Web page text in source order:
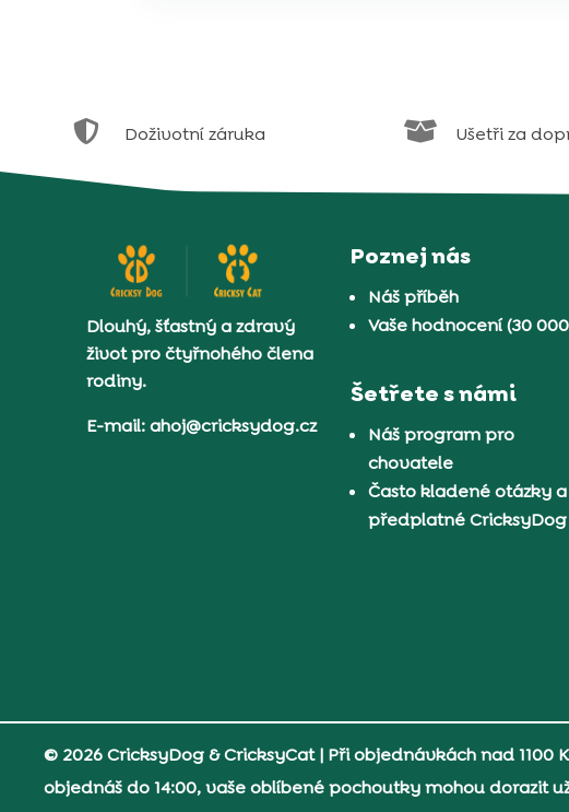
 Doživotní záruka  Ušetři za
Dlouhý, šťastný a zdravý
život pro čtyřnohého člena
rodiny.
E-mail: ahoj@cricksydog.cz
Poznej nás
Náš příběh
Vaše hodnocení (30
Šetřete s námi
Náš program pro
chovatele
Často kladené otázky a
předplatné CricksyDog
© 2026 CricksyDog & CricksyCat| Při objednávkách nad
objednáš do 14:00, vaše oblíbené pochoutky mohou dorazit